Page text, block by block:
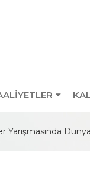
Yarışmasında